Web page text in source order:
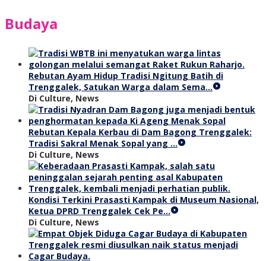
Budaya
Rebutan Ayam Hidup Tradisi Ngitung Batih di
Trenggalek, Satukan Warga dalam Sema…
Di Culture, News
Rebutan Kepala Kerbau di Dam Bagong Trenggalek:
Tradisi Sakral Menak Sopal yang …
Di Culture, News
Kondisi Terkini Prasasti Kampak di Museum Nasional,
Ketua DPRD Trenggalek Cek Pe…
Di Culture, News